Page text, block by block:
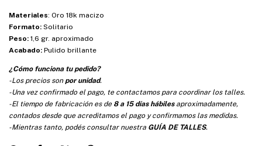
Materiales: Oro 18k macizo
Formato: Solitario
Peso: 1,6 gr. aproximado
Acabado: Pulido brillante
¿Cómo funciona tu pedido?
-Los precios sonpor unidad.
-Una vez confirmado el pago, te contactamos para coordinar los talles.
-El tiempo de fabricación es de 8 a 15 días hábilesaproximadamente,
contados desde que acreditamos el pago y confirmamos las medidas.
-Mientras tanto, podés consultar nuestra GUÍA DE TALLES.